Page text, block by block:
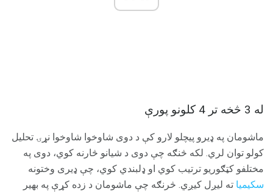
له 3 څخه تر 4 کلونو پورې
ماشومان په ډیرو پیچلو لارو کې د دوی شاوخوا شاوخوا نړۍ تحلیل
کولو توان لري. لکه څنګه چې دوی د شیانو څارنه کوي، دوی په
مختلفو کټګوریو ترتیب کوي او ډلبندي کوي، چې ډیری وختونه
سکیمیا ته لیږل کیږي. څرنګه چې ماشومان د زده کړې په بهیر